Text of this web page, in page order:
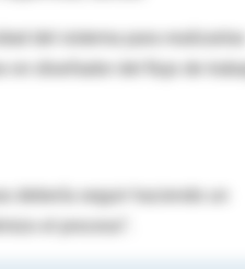
del sistema para realizarlas
en diseñador del flujo de
debería seguir haciendo un
el proceso”.